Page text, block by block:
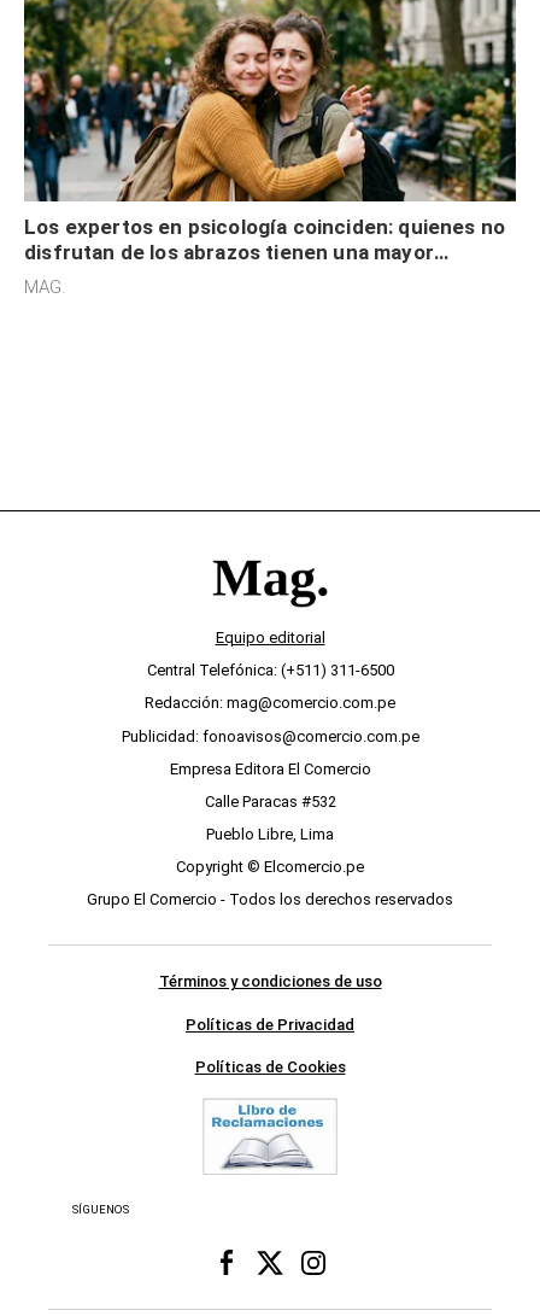
Los expertos en psicología coinciden: quienes no
disfrutan de los abrazos tienen una mayor
sensibilidad a los estímulos físicos y no es por
MAG.
Equipo editorial
Central Telefónica: (+511) 311-6500
Redacción: mag@comercio.com.pe
Publicidad: fonoavisos@comercio.com.pe
Empresa Editora El Comercio
Calle Paracas #532
Pueblo Libre, Lima
Copyright © Elcomercio.pe
Grupo El Comercio - Todos los derechos reservados
Términos y condiciones de uso
Políticas de Privacidad
Políticas de Cookies
SÍGUENOS